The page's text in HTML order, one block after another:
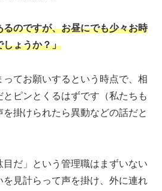
のですが、お昼にでも少々お時
しょうか？」
ってお願いするという時点で、相
ピンとくるはずです（私たちも
を掛けられたら異動などの話だと
目だ」という管理職はまずいない
を見計らって声を掛け、外に連れ